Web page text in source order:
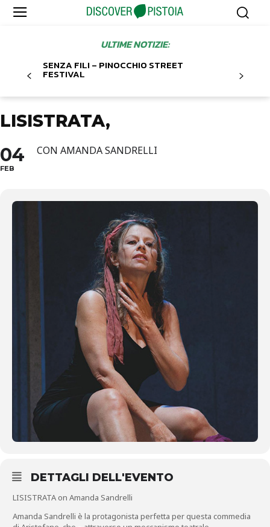
ULTIME NOTIZIE:
SENZA FILI – PINOCCHIO STREET
FESTIVAL
LISISTRATA,
04
FEB
CON AMANDA SANDRELLI
DETTAGLI DELL'EVENTO
LISISTRATA on Amanda Sandrelli
Amanda Sandrelli è la protagonista perfetta per questa commedia